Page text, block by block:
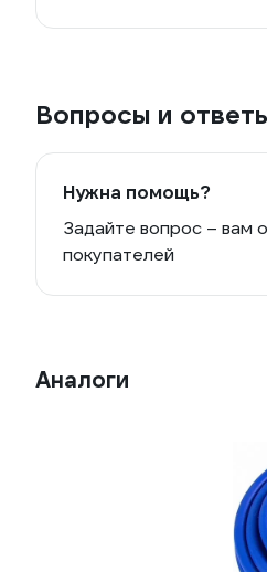
Вопросы и
Нужна помощь?
Задайте вопрос – вам
покупателей
Аналоги